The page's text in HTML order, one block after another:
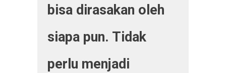
bisa dirasakan oleh
siapa pun. Tidak
perlu menjadi